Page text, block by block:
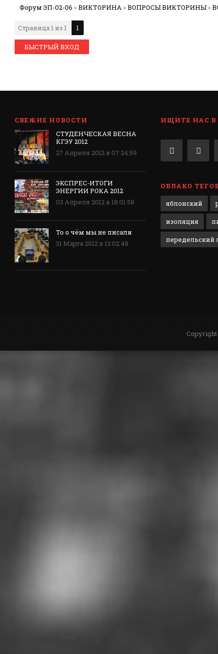
Форум ЭП-02-06 »ВИКТОРИНА »ВОПРОСЫ ВИКТОРИНЫ »
Страница1из 1 1
СВЕЖИЕ НОВОСТИ
СТУДЕНЧЕСКАЯ ВЕСНА
КГЭУ 2012
27 Апреля 2012 в 07:24:59
ЭКСПРЕС-ИТОГИ
ЭНЕРГИИ РОКА 2012
03 Апреля 2012 в 18:01:58
То о чём мы не писали
31 Марта 2012 в 13:02:48
ИЩИТЕ НАС В
ОБЛАКО
яблонский
изоляция
передельский